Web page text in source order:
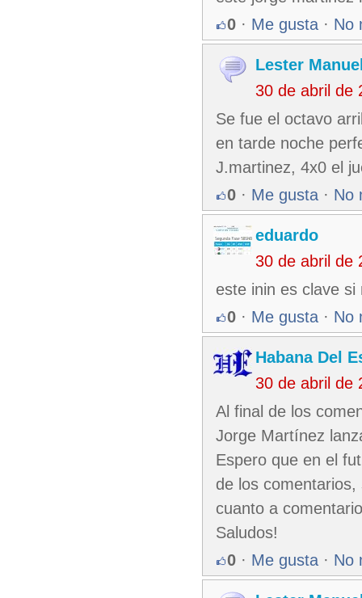
0 · Me gusta · No
Lester
30 de abril de
Se fue el octavo
en tarde noche
J.martinez, 4x0 el
0 · Me gusta · No
eduardo
30 de abril de
este inin es clave
0 · Me gusta · No
Habana Del
30 de abril de
Al final de los
Jorge Martínez
Espero que en el
de los
cuanto a
Saludos!
0 · Me gusta · No